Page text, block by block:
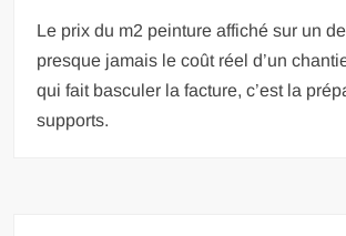
Le prix du m2 peinture affiché sur un
presque jamais le coût réel d’un
qui fait basculer la facture, c’est la
supports.